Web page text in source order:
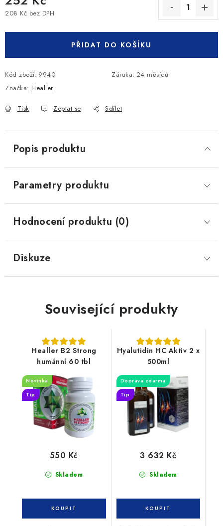
208 Kč bez DPH
PŘIDAT DO KOŠÍKU
Kód zboží: 9940 Záruka: 24 měsíců
Značka: Healler
Tisk Zeptat se Sdílet
Popis produktu
Parametry produktu
Hodnocení produktu (0)
Diskuze
Související produkty
Healler B2 Strong
humánní 60 tbl
Novinka
Tip
Skladem
550 Kč
Hyalutidin HC Aktiv 2 x
500ml
Doprava zdarma
Tip
Skladem
3 632 Kč